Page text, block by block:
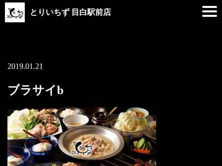
とりいちず 目白駅前店
2019.01.21
ブラサイb